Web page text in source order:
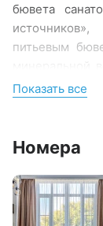
бювета
питьевым
Буровая. Парк
декоративных
имеет
сделаны
Показать все
Номера